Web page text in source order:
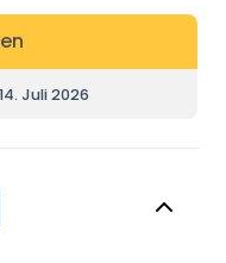
Juli 2026